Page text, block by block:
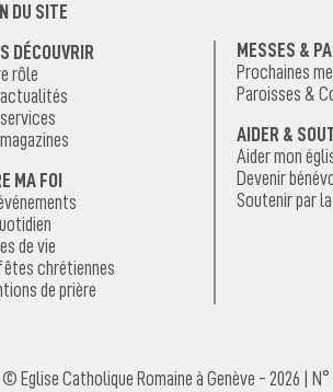
DU SITE
DÉCOUVRIR
rôle
MA FOI
de vie
chrétiennes
de prière
MESSES &
Prochaines
Paroisses &
AIDER &
Aider mon
Devenir
Soutenir par
© Eglise Catholique Romaine à Genève - 2026 |